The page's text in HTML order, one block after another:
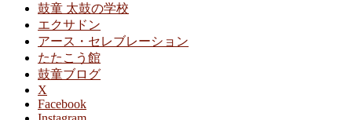
鼓童 太鼓の学校
エクサドン
アース・セレブレーション
たたこう館
鼓童ブログ
X
Facebook